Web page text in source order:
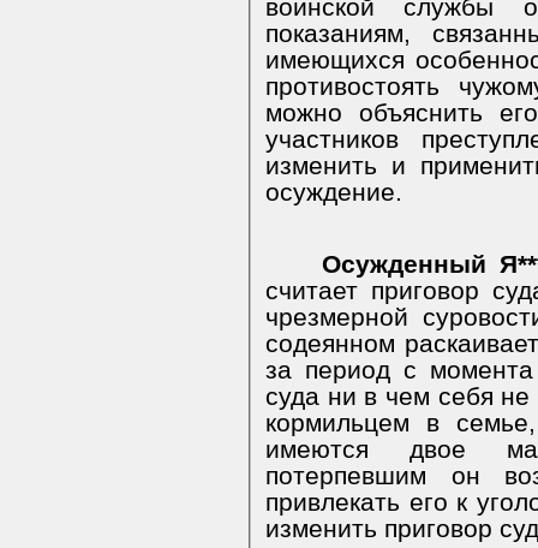
воинской службы
показаниям,
имеющихся
противостоять
можно объяснить
участников
изменить и
осуждение.
Осужденный
считает приговор
чрезмерной
содеянном
за период с
суда ни в чем себя
кормильцем в
имеются двое
потерпевшим он
привлекать его к
изменить приговор